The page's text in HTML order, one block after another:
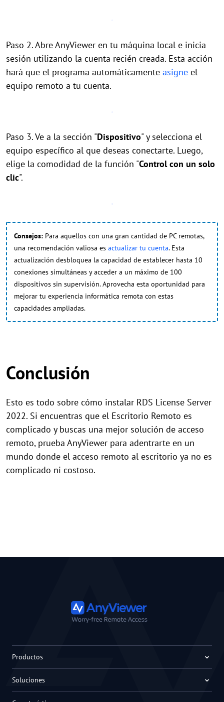
Paso 2. Abre AnyViewer en tu máquina local e inicia
sesión utilizando la cuenta recién creada. Esta acción
hará que el programa automáticamente asigne el
equipo remoto a tu cuenta.
Paso 3. Ve a la sección "Dispositivo" y selecciona el
equipo específico al que deseas conectarte. Luego,
elige la comodidad de la función "Control con un solo
clic".
Consejos: Para aquellos con una gran cantidad de PC remotas,
una recomendación valiosa es actualizar tu cuenta. Esta
actualización desbloquea la capacidad de establecer hasta 10
conexiones simultáneas y acceder a un máximo de 100
dispositivos sin supervisión. Aprovecha esta oportunidad para
mejorar tu experiencia informática remota con estas
capacidades ampliadas.
Conclusión
Esto es todo sobre cómo instalar RDS License Server
2022. Si encuentras que el Escritorio Remoto es
complicado y buscas una mejor solución de acceso
remoto, prueba AnyViewer para adentrarte en un
mundo donde el acceso remoto al escritorio ya no es
complicado ni costoso.
Productos
Soluciones